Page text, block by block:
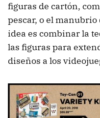
figuras de cartón,
pescar, o el
idea es combinar la
las figuras para
diseños a los